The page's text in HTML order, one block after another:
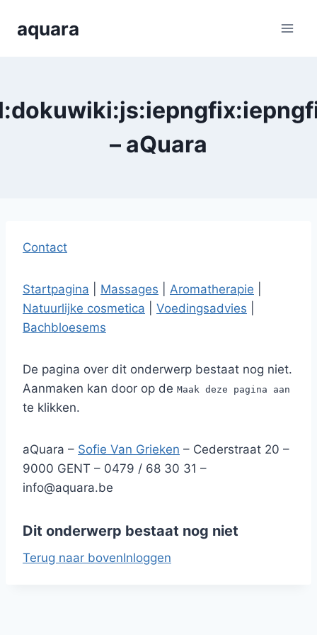
aquara
– aQuara
Contact
Startpagina Massages Aromatherapie
Natuurlijke cosmetica
Voedingsadvies
Bachbloesems
De pagina over dit onderwerp bestaat nog niet.
Aanmaken kan door op de Maak deze pagina aan
te klikken.
aQuara – Sofie Van Grieken – Cederstraat 20 –
9000 GENT – 0479 / 68 30 31 –
info@aquara.be
Dit onderwerp bestaat nog niet
Terug naar bovenInloggen